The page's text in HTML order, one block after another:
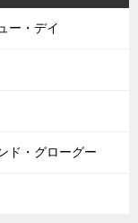
ー・デイ
ド・グローグー